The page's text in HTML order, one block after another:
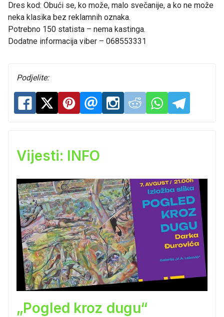
Dres kod: Obući se, ko može, malo svečanije, a ko ne može
neka klasika bez reklamnih oznaka.
Potrebno 150 statista – nema kastinga.
Dodatne informacija viber – 068553331
Podjelite:
Vijesti: INFO
„Pogled kroz dugu“